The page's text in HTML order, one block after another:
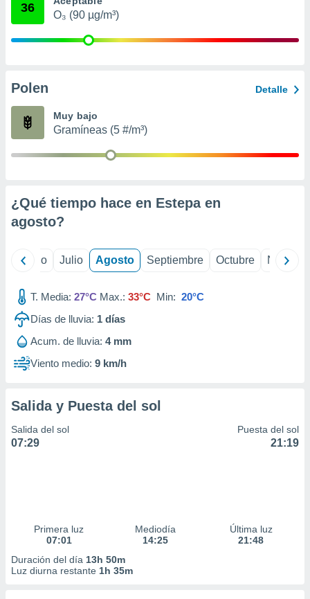
publicidad
de
1199
36
O₃ (90 µg/m³)
Polen Detalle
Muy bajo
Gramíneas (5 #/m³)
¿Qué tiempo hace en Estepa en
agosto?
Junio Julio Agosto Septiembre Octubre
T. Media: 27°C Max.: 33°C Min: 20°C
Días de lluvia: 1 días
Acum. de lluvia: 4 mm
Viento medio: 9 km/h
Salida y Puesta del sol
Salida del sol
07:29
Puesta del sol
21:19
Primera luz
07:01
Mediodía
14:25
Última luz
21:48
Duración del día 13h 50m
Luz diurna restante 1h 35m